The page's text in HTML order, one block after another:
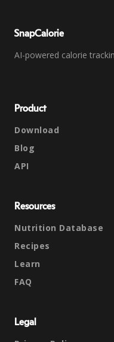
SnapCalorie
AI-powered calorie
Product
Download
Blog
API
Resources
Nutrition Database
Recipes
Learn
FAQ
Legal